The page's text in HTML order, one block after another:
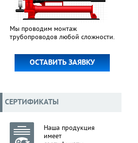
Мы проводим монтаж
трубопроводов любой сложности.
ОСТАВИТЬ ЗАЯВКУ
СЕРТИФИКАТЫ
Наша продукция
имеет